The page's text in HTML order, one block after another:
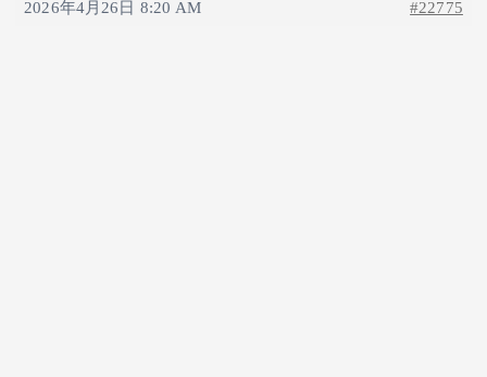
2026年4月26日 8:20 AM #22775